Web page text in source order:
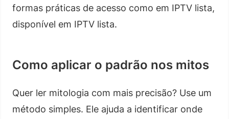
formas práticas de acesso como em IPTV lista,
disponível em IPTV lista.
Como aplicar o padrão nos mitos
Quer ler mitologia com mais precisão? Use um
método simples. Ele ajuda a identificar onde